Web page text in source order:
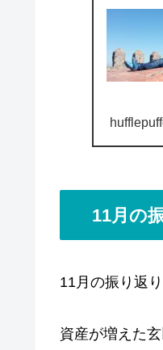
11月の
11月の振り返り
資産が増えた